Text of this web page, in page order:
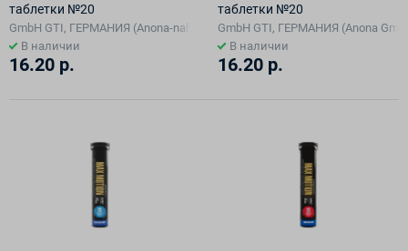
таблетки №20
GmbH GTI, ГЕРМАНИЯ (Anona-nahrmittel C.L. Schlobach GmbH)
В наличии
16.20 р.
таблетки №20
GmbH GTI, ГЕРМАНИЯ (Anona
В наличии
16.20 р.